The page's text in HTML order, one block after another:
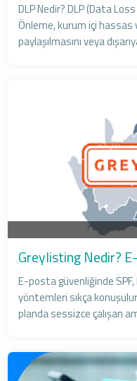
DLP Nedir? DLP (Data
Önleme, kurum içi
paylaşılmasını veya
Greylisting Nedir?
E-posta güvenliğinde SPF,
yöntemleri sıkça
planda sessizce çalışan